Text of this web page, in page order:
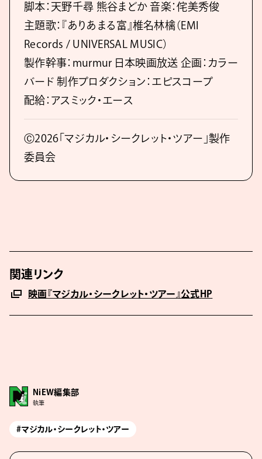
脚本：天野千尋 熊谷まどか 音楽：侘美秀俊
主題歌：『ありあまる富』椎名林檎（EMI
Records / UNIVERSAL MUSIC）
製作幹事：murmur ⽇本映画放送 企画：カラー
バード 制作プロダクション：エピスコープ
配給：アスミック・エース
Ⓒ2026「マジカル・シークレット・ツアー」製作
委員会
関連リンク
映画『マジカル・シークレット・ツアー』公式HP
NiEW編集部
執筆
#マジカル・シークレット・ツアー